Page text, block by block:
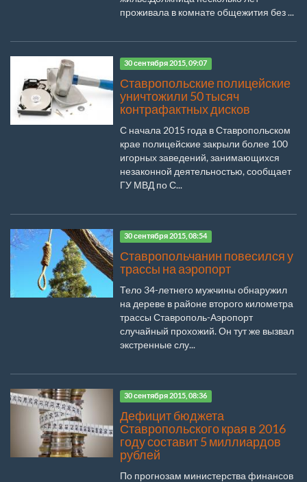
проживала в комнате общежития без ...
30 сентября 2015, 09:07
Ставропольские полицейские
уничтожили 50 тысяч
контрафактных дисков
С начала 2015 года в Ставропольском
крае полицейские закрыли более 100
игорных заведений, занимающихся
незаконной деятельностью, сообщает
ГУ МВД по С...
30 сентября 2015, 08:54
Ставропольчанин повесился у
трассы на аэропорт
Тело 34-летнего мужчины обнаружил
на дереве в районе второго километра
трассы Ставрополь-Аэропорт
случайный прохожий. Он тут же вызвал
экстренные слу...
30 сентября 2015, 08:36
Дефицит бюджета
Ставропольского края в 2016
году составит 5 миллиардов
рублей
По прогнозам министерства финансов